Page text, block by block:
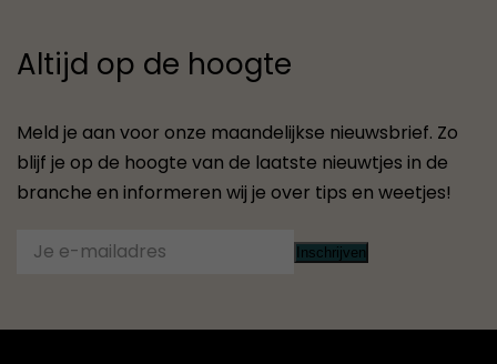
Altijd op de hoogte
Meld je aan voor onze maandelijkse nieuwsbrief. Zo
blijf je op de hoogte van de laatste nieuwtjes in de
branche en informeren wij je over tips en weetjes!
Inschrijven